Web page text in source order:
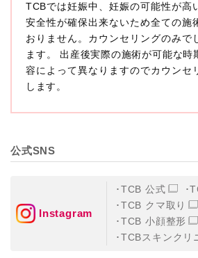
本プライバシーポリシーにおいて「
存する個人に関する情報であって、
氏名、生年月日その他の記述等によ
できるもの又は個人識別符号（個人
令に準じます。）が含まれるものを
収集した患者様に関する情報には、
の個人を識別できない情報もありま
み合わせることにより特定の個人を
に扱うものとします。
TCBグループが【利用目的】に定め
めに取得する情報には、次のもの
①TCBグループが患者様から取得す
・氏名、生年月日、メールアドレス、
TCBでは妊娠中、妊娠の可能性が高
安全性が確保出来ないため全ての施
おりません。カウンセリングのみで
ます。 出産後実際の施術が可能な時
容によって異なりますのでカウンセ
します。
公式SNS
Instagram
TCB 公式
TCB クマ取り
TCB 小顔整形
TCBスキンクリ